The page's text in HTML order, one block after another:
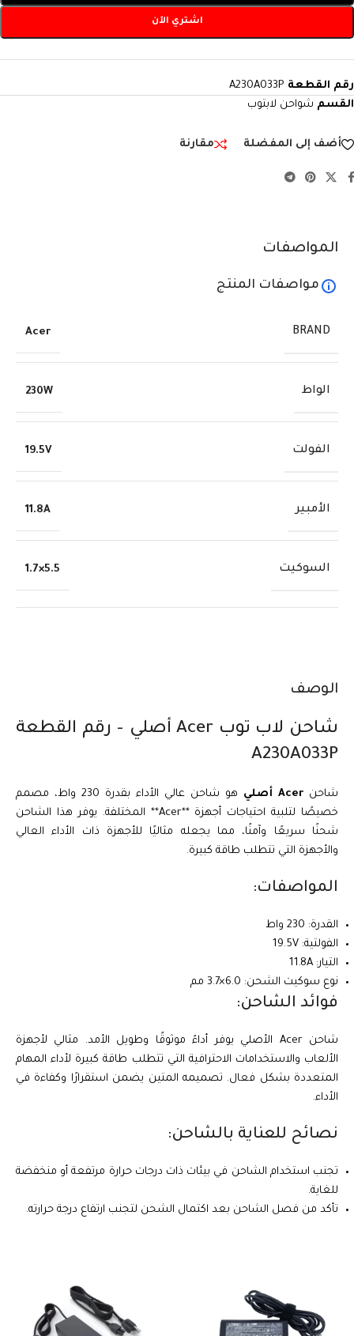
اشتري الآن
رقم القطعة A230A033P
القسم شواحن لابتوب
أضف إلى المفضلة مقارنة
الوصف
شاحن لاب توب Acer أصلي – رقم القطعة
A230A033P
شاحن Acer أصلي
هو شاحن عالي الأداء بقدرة 230 واط، مصمم
خصيصًا لتلبية احتياجات أجهزة **Acer** المختلفة. يوفر هذا الشاحن
شحنًا سريعًا وآمنًا، مما يجعله مثاليًا للأجهزة ذات الأداء العالي
والأجهزة التي تتطلب طاقة كبيرة.
المواصفات:
القدرة: 230 واط
الفولتية: 19.5V
التيار: 11.8A
نوع سوكيت الشحن: 6.0×3.7 مم
فوائد الشاحن:
شاحن Acer الأصلي يوفر أداءً موثوقًا وطويل الأمد. مثالي لأجهزة
الألعاب والاستخدامات الاحترافية التي تتطلب طاقة كبيرة لأداء المهام
المتعددة بشكل فعال. تصميمه المتين يضمن استقرارًا وكفاءة في
الأداء.
نصائح للعناية بالشاحن:
تجنب استخدام الشاحن في بيئات ذات درجات حرارة مرتفعة أو منخفضة
للغاية.
تأكد من فصل الشاحن بعد اكتمال الشحن لتجنب ارتفاع درجة حرارته.
المواصفات
مواصفات المنتج
BRAND
Acer
الواط 230W
الفولت 19.5V
الأمبير 11.8A
السوكيت 5.5×1.7